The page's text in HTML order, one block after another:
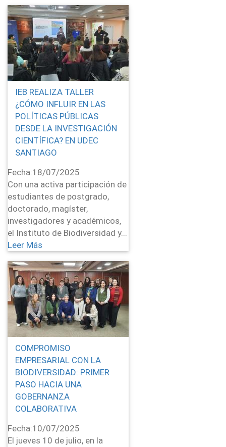
IEB REALIZA TALLER
¿CÓMO INFLUIR EN LAS
POLÍTICAS PÚBLICAS
DESDE LA INVESTIGACIÓN
CIENTÍFICA? EN UDEC
SANTIAGO
Fecha:18/07/2025
Con una activa participación de
estudiantes de postgrado,
doctorado, magíster,
investigadores y académicos,
el Instituto de Biodiversidad y...
Leer Más
COMPROMISO
EMPRESARIAL CON LA
BIODIVERSIDAD: PRIMER
PASO HACIA UNA
GOBERNANZA
COLABORATIVA
Fecha:10/07/2025
El jueves 10 de julio, en la